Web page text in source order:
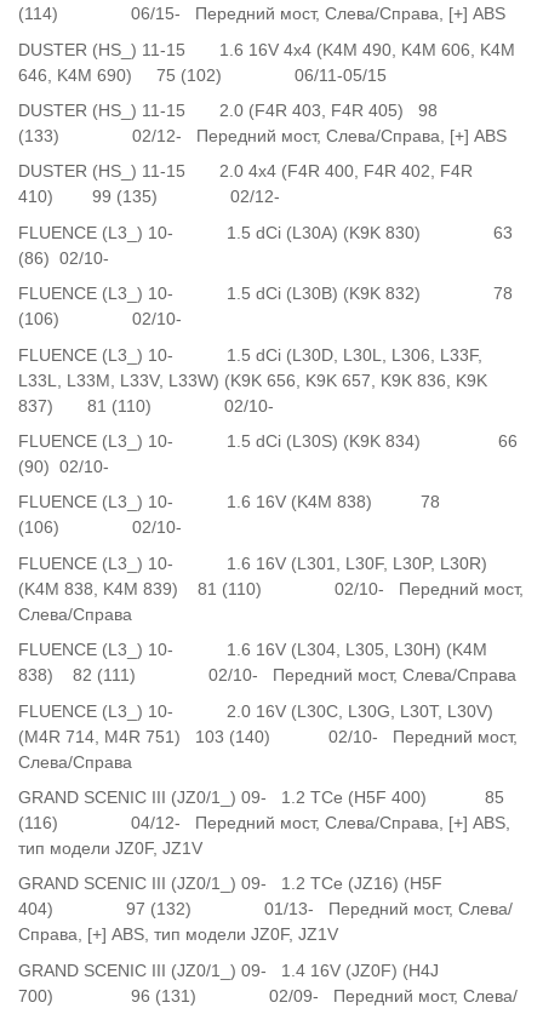
(114) 06/15- Передний мост, Слева/Справа, [+] ABS
DUSTER (HS_) 11-15 1.6 16V 4x4 (K4M 490, K4M 606, K4M
646, K4M 690) 75 (102) 06/11-05/15
DUSTER (HS_) 11-15 2.0 (F4R 403, F4R 405) 98
(133) 02/12- Передний мост, Слева/Справа, [+] ABS
DUSTER (HS_) 11-15 2.0 4x4 (F4R 400, F4R 402, F4R
410) 99 (135) 02/12-
FLUENCE (L3_) 10- 1.5 dCi (L30A) (K9K 830) 63
(86) 02/10-
FLUENCE (L3_) 10- 1.5 dCi (L30B) (K9K 832) 78
(106) 02/10-
FLUENCE (L3_) 10- 1.5 dCi (L30D, L30L, L306, L33F,
L33L, L33M, L33V, L33W) (K9K 656, K9K 657, K9K 836, K9K
837) 81 (110) 02/10-
FLUENCE (L3_) 10- 1.5 dCi (L30S) (K9K 834) 66
(90) 02/10-
FLUENCE (L3_) 10- 1.6 16V (K4M 838) 78
(106) 02/10-
FLUENCE (L3_) 10- 1.6 16V (L301, L30F, L30P, L30R)
(K4M 838, K4M 839) 81 (110) 02/10- Передний мост,
Слева/Справа
FLUENCE (L3_) 10- 1.6 16V (L304, L305, L30H) (K4M
838) 82 (111) 02/10- Передний мост, Слева/Справа
FLUENCE (L3_) 10- 2.0 16V (L30C, L30G, L30T, L30V)
(M4R 714, M4R 751) 103 (140) 02/10- Передний мост,
Слева/Справа
GRAND SCENIC III (JZ0/1_) 09- 1.2 TCe (H5F 400) 85
(116) 04/12- Передний мост, Слева/Справа, [+] ABS,
тип модели JZ0F, JZ1V
GRAND SCENIC III (JZ0/1_) 09- 1.2 TCe (JZ16) (H5F
404) 97 (132) 01/13- Передний мост, Слева/
Справа, [+] ABS, тип модели JZ0F, JZ1V
GRAND SCENIC III (JZ0/1_) 09- 1.4 16V (JZ0F) (H4J
700) 96 (131) 02/09- Передний мост, Слева/